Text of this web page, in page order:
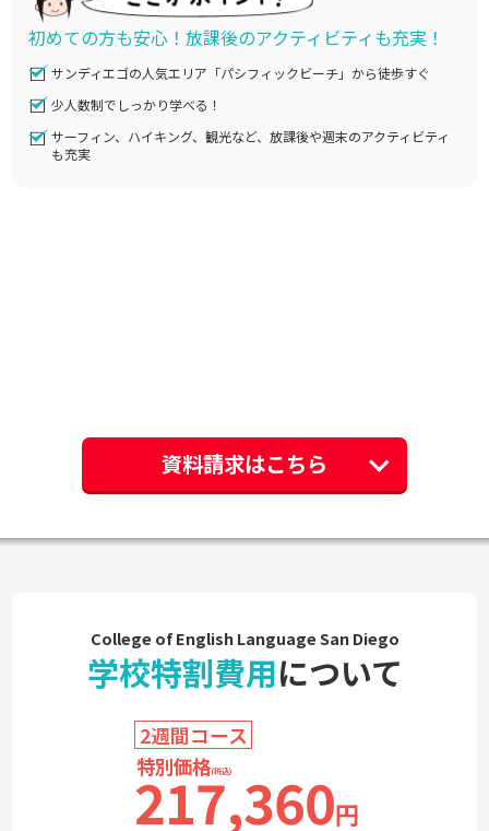
初めての方も安心！放課後のアクティビティも充実！
サンディエゴの人気エリア「パシフィックビーチ」から徒歩すぐ
少人数制でしっかり学べる！
サーフィン、ハイキング、観光など、放課後や週末のアクティビティ
も充実
資料請求はこちら
College of English Language San Diego
学校特割費用について
特別価格(税込)
217,360円